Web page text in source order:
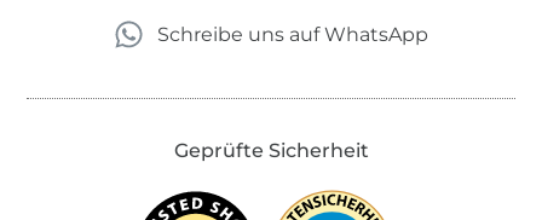
Schreibe uns auf WhatsApp
Geprüfte Sicherheit